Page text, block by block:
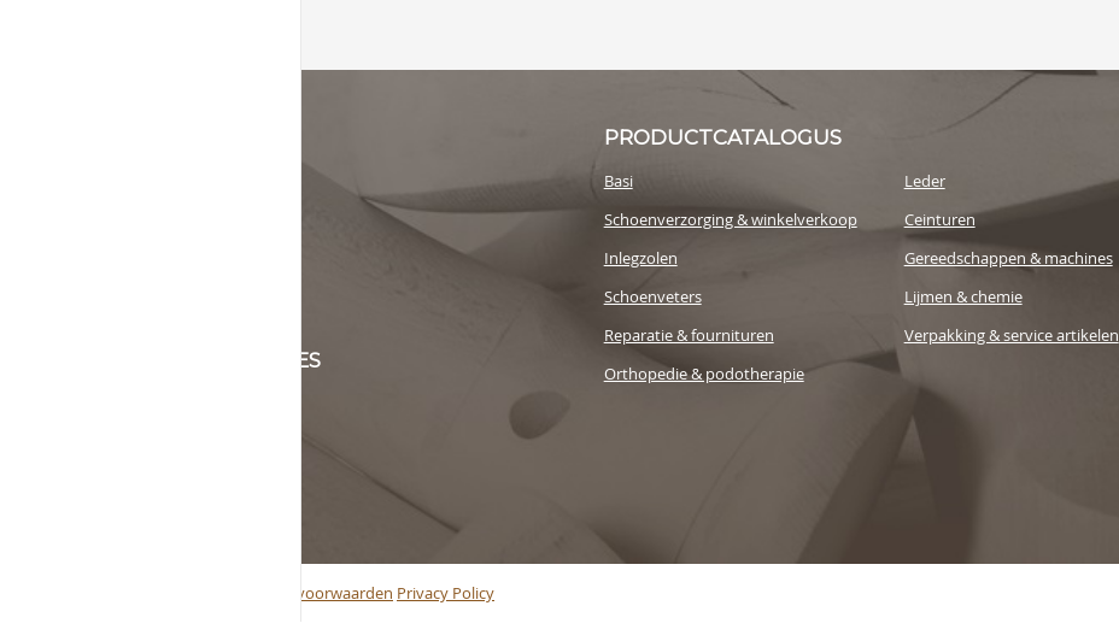
OPENINGSTIJDEN & ADRES
PRODUCTCATALOGUS
Basi
Schoenverzorging & winkelverkoop
Inlegzolen
Schoenveters
Reparatie & fournituren
Orthopedie & podotherapie
Leder
Ceinturen
Gereedschappen & machines
Lijmen & chemie
Verpakking & service artikelen
Algemene voorwaarden Privacy Policy